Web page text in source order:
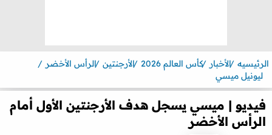
الرئيسيه الأخبار كأس العالم 2026 الأرجنتين الرأس الأخضر
ليونيل ميسي
فيديو | ميسي يسجل هدف الأرجنتين الأول أمام
الرأس الأخضر